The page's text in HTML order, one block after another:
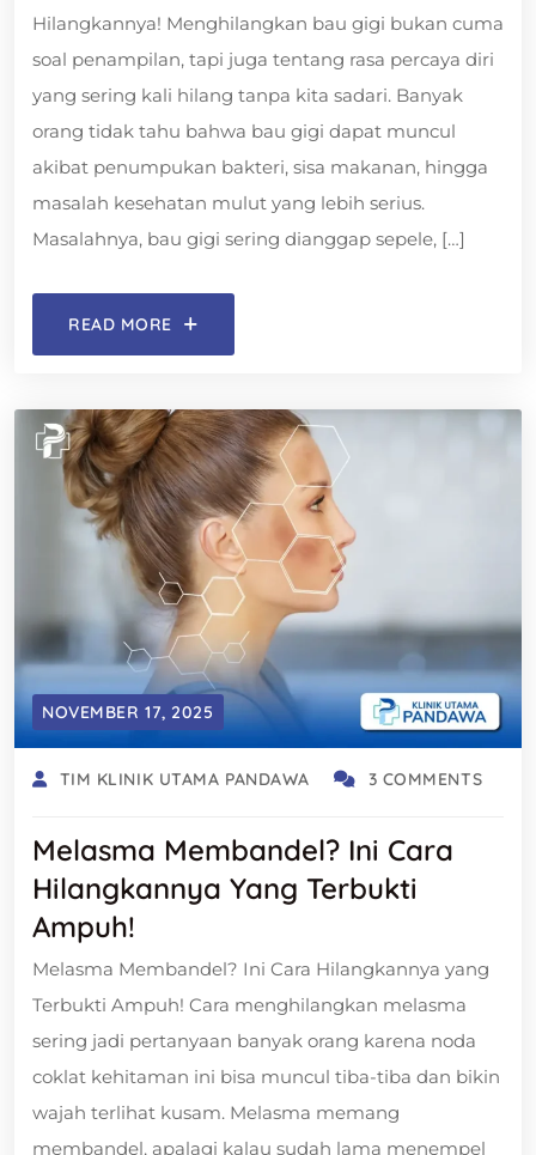
Hilangkannya! Menghilangkan bau gigi bukan cuma
soal penampilan, tapi juga tentang rasa percaya diri
yang sering kali hilang tanpa kita sadari. Banyak
orang tidak tahu bahwa bau gigi dapat muncul
akibat penumpukan bakteri, sisa makanan, hingga
masalah kesehatan mulut yang lebih serius.
Masalahnya, bau gigi sering dianggap sepele, […]
READ MORE
NOVEMBER 17, 2025
TIM KLINIK UTAMA PANDAWA 3 COMMENTS
Melasma Membandel? Ini Cara
Hilangkannya Yang Terbukti
Ampuh!
Melasma Membandel? Ini Cara Hilangkannya yang
Terbukti Ampuh! Cara menghilangkan melasma
sering jadi pertanyaan banyak orang karena noda
coklat kehitaman ini bisa muncul tiba-tiba dan bikin
wajah terlihat kusam. Melasma memang
membandel, apalagi kalau sudah lama menempel